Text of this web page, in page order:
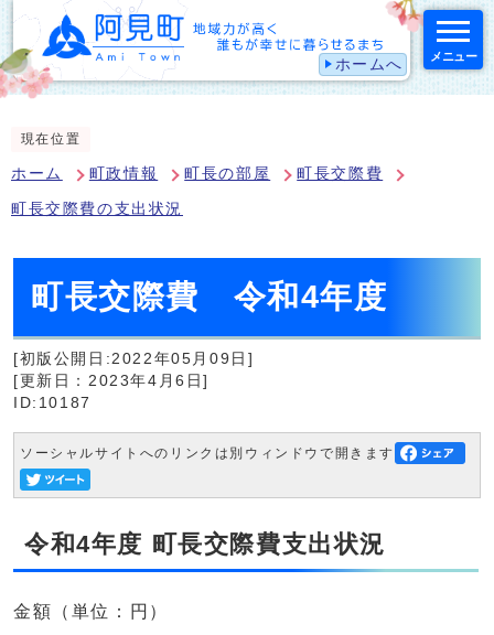
ホームへ メニュー
現在位置
ホーム 町政情報 町長の部屋 町長交際費
町長交際費の支出状況
町長交際費 令和4年度
[初版公開日:2022年05月09日]
[更新日：2023年4月6日]
ID:10187
ソーシャルサイトへのリンクは別ウィンドウで開きます
令和4年度 町長交際費支出状況
金額（単位：円）